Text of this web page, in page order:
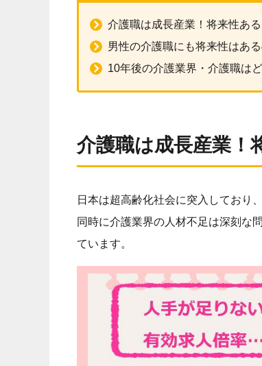
介護職は成長産業！将来性あ
男性の介護職にも将来性はあ
10年後の介護業界・介護職は
介護職は成長産業！
日本は超高齢化社会に突入しており
同時に介護業界の人材不足は深刻な
ています。